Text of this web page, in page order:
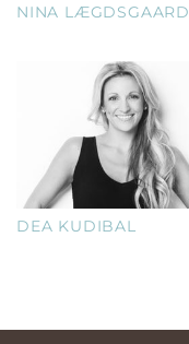
NINA LÆGDSGAARD
DEA KUDIBAL